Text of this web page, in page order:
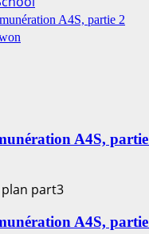
A4S, partie 2
A4S,
A4S,